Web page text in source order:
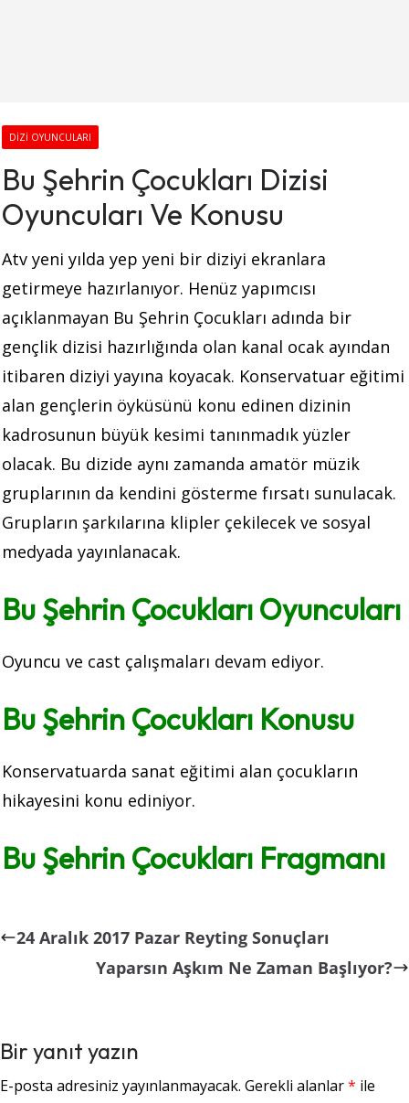
DIZI OYUNCULARI
Bu Şehrin Çocukları Dizisi
Oyuncuları Ve Konusu
Atv yeni yılda yep yeni bir diziyi ekranlara
getirmeye hazırlanıyor. Henüz yapımcısı
açıklanmayan Bu Şehrin Çocukları adında bir
gençlik dizisi hazırlığında olan kanal ocak ayından
itibaren diziyi yayına koyacak. Konservatuar eğitimi
alan gençlerin öyküsünü konu edinen dizinin
kadrosunun büyük kesimi tanınmadık yüzler
olacak. Bu dizide aynı zamanda amatör müzik
gruplarının da kendini gösterme fırsatı sunulacak.
Grupların şarkılarına klipler çekilecek ve sosyal
medyada yayınlanacak.
Bu Şehrin Çocukları Oyuncuları
Oyuncu ve cast çalışmaları devam ediyor.
Bu Şehrin Çocukları Konusu
Konservatuarda sanat eğitimi alan çocukların
hikayesini konu ediniyor.
Bu Şehrin Çocukları Fragmanı
24 Aralık 2017 Pazar Reyting Sonuçları
Yaparsın Aşkım Ne Zaman Başlıyor?
Bir yanıt yazın
E-posta adresiniz yayınlanmayacak. Gerekli alanlar* ile